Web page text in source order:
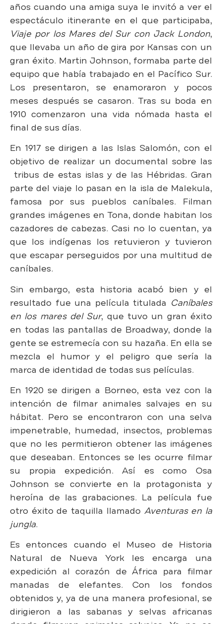
años cuando una amiga suya le invitó a ver el
espectáculo itinerante en el que participaba,
Viaje por los Mares del Sur con Jack London,
que llevaba un año de gira por Kansas con un
gran éxito. Martin Johnson, formaba parte del
equipo que había trabajado en el Pacífico Sur.
Los presentaron, se enamoraron y pocos
meses después se casaron. Tras su boda en
1910 comenzaron una vida nómada hasta el
final de sus días.
En 1917 se dirigen a las Islas Salomón, con el
objetivo de realizar un documental sobre las
tribus de estas islas y de las Hébridas. Gran
parte del viaje lo pasan en la isla de Malekula,
famosa por sus pueblos caníbales. Filman
grandes imágenes en Tona, donde habitan los
cazadores de cabezas. Casi no lo cuentan, ya
que los indígenas los retuvieron y tuvieron
que escapar perseguidos por una multitud de
caníbales.
Sin embargo, esta historia acabó bien y el
resultado fue una película titulada Caníbales
en los mares del Sur, que tuvo un gran éxito
en todas las pantallas de Broadway, donde la
gente se estremecía con su hazaña. En ella se
mezcla el humor y el peligro que sería la
marca de identidad de todas sus películas.
En 1920 se dirigen a Borneo, esta vez con la
intención de filmar animales salvajes en su
hábitat. Pero se encontraron con una selva
impenetrable, humedad, insectos, problemas
que no les permitieron obtener las imágenes
que deseaban. Entonces se les ocurre filmar
su propia expedición. Así es como Osa
Johnson se convierte en la protagonista y
heroína de las grabaciones. La película fue
otro éxito de taquilla llamado Aventuras en la
jungla.
Es entonces cuando el Museo de Historia
Natural de Nueva York les encarga una
expedición al corazón de África para filmar
manadas de elefantes. Con los fondos
obtenidos y, ya de una manera profesional, se
dirigieron a las sabanas y selvas africanas